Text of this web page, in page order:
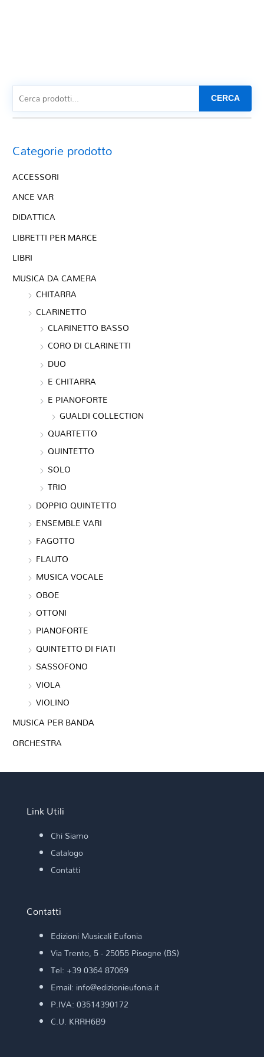
CERCA
Categorie prodotto
ACCESSORI
ANCE VAR
DIDATTICA
LIBRETTI PER MARCE
LIBRI
MUSICA DA CAMERA
CHITARRA
CLARINETTO
CLARINETTO BASSO
CORO DI CLARINETTI
DUO
E CHITARRA
E PIANOFORTE
GUALDI COLLECTION
QUARTETTO
QUINTETTO
SOLO
TRIO
DOPPIO QUINTETTO
ENSEMBLE VARI
FAGOTTO
FLAUTO
MUSICA VOCALE
OBOE
OTTONI
PIANOFORTE
QUINTETTO DI FIATI
SASSOFONO
VIOLA
VIOLINO
MUSICA PER BANDA
ORCHESTRA
Link Utili
Chi Siamo
Catalogo
Contatti
Contatti
Edizioni Musicali Eufonia
Via Trento, 5 - 25055 Pisogne (BS)
Tel: +39 0364 87069
Email: info@edizionieufonia.it
P.IVA: 03514390172
C.U. KRRH6B9